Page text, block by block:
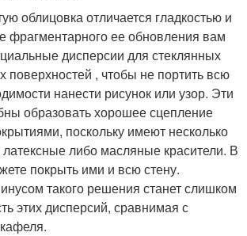
облицовка отличается гладкостью и
фрагментарного ее обновления вам
дисперсии для стеклянных
поверхностей , чтобы не портить всю
нанести рисунок или узор. Эти
образовать хорошее сцепление
поскольку имеют несколько
либо масляные красители. В
покрыть ими и всю стену.
такого решения станет слишком
этих дисперсий, сравнимая с